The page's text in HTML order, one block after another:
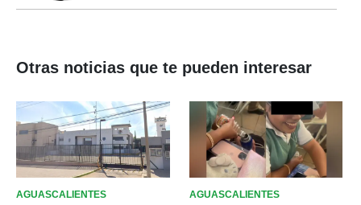
Otras noticias que te pueden interesar
AGUASCALIENTES AGUASCALIENTES